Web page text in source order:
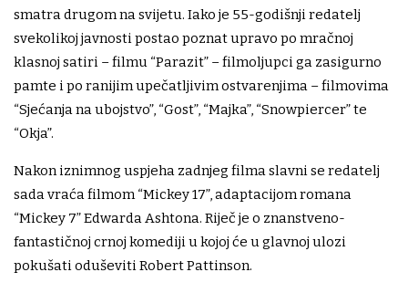
smatra drugom na svijetu. Iako je 55-godišnji redatelj
svekolikoj javnosti postao poznat upravo po mračnoj
klasnoj satiri – filmu “Parazit” – filmoljupci ga zasigurno
pamte i po ranijim upečatljivim ostvarenjima – filmovima
“Sjećanja na ubojstvo”, “Gost”, “Majka”, “Snowpiercer” te
“Okja”.
Nakon iznimnog uspjeha zadnjeg filma slavni se redatelj
sada vraća filmom “Mickey 17”, adaptacijom romana
“Mickey 7” Edwarda Ashtona. Riječ je o znanstveno-
fantastičnoj crnoj komediji u kojoj će u glavnoj ulozi
pokušati oduševiti Robert Pattinson.